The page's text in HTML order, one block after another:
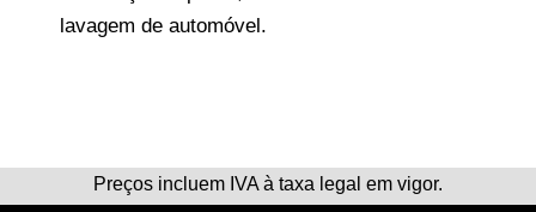
lavagem de automóvel.
Preços incluem IVA à taxa legal em vigor.